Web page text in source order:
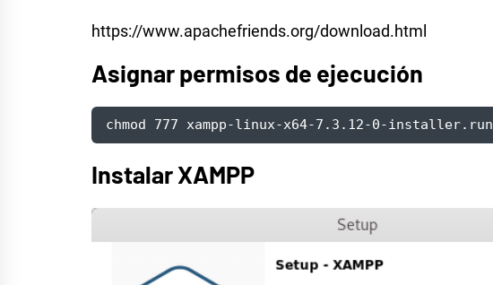
https://www.apachefriends.org/download.html
Asignar permisos de ejecución
chmod 777 xampp-linux-x64-7.3.12-0-installer.run
Instalar XAMPP